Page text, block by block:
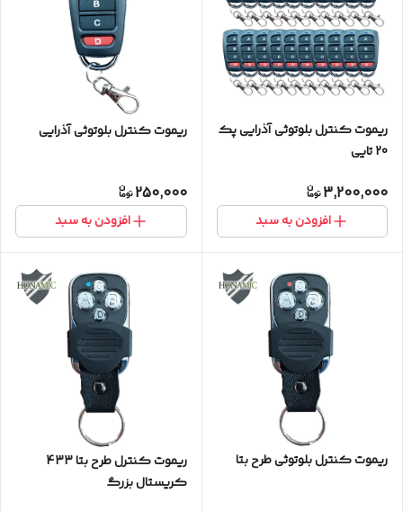
ریموت کنترل بلوتوثی آذرایی پک
20 تایی
3,200,000
افزودن به سبد
ریموت کنترل بلوتوثی آذرایی
250,000
افزودن به سبد
ریموت کنترل بلوتوثی طرح بتا
ریموت کنترل طرح بتا 433
کریستال بزرگ